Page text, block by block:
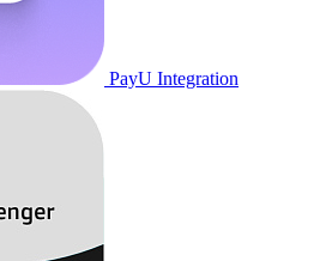
PayU Integration